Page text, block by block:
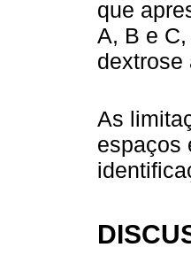
que
A, B e
dextrose
As
espaços